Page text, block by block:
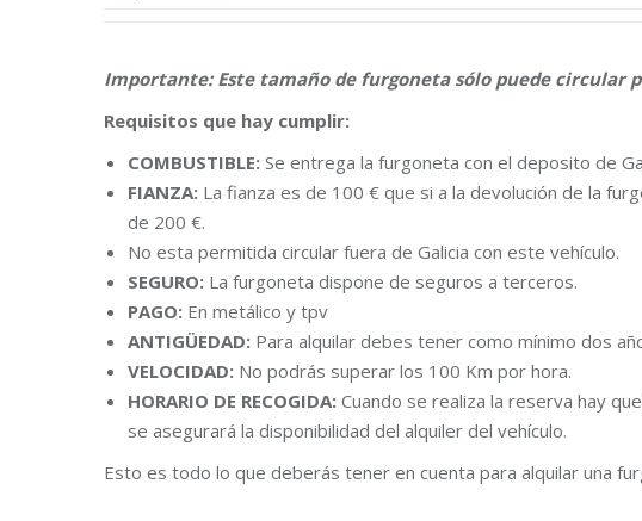
Importante: Este tamaño de furgoneta sólo puede circular
Requisitos que hay cumplir:
COMBUSTIBLE: Se entrega la furgoneta con el deposito de
FIANZA: La fianza es de 100 € que si a la devolución de la
de 200 €.
No esta permitida circular fuera de Galicia con este vehículo.
SEGURO: La furgoneta dispone de seguros a terceros.
PAGO: En metálico y tpv
ANTIGÜEDAD: Para alquilar debes tener como mínimo dos
VELOCIDAD: No podrás superar los 100 Km por hora.
HORARIO DE RECOGIDA: Cuando se realiza la reserva hay
se asegurará la disponibilidad del alquiler del vehículo.
Esto es todo lo que deberás tener en cuenta para alquilar una